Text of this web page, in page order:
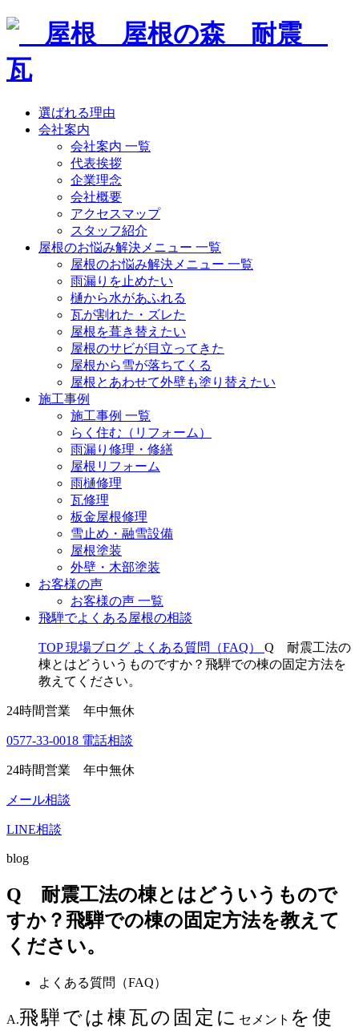
選ばれる理由
会社案内
会社案内 一覧
代表挨拶
企業理念
会社概要
アクセスマップ
スタッフ紹介
屋根のお悩み解決メニュー 一覧
屋根のお悩み解決メニュー 一覧
雨漏りを止めたい
樋から水があふれる
瓦が割れた・ズレた
屋根を葺き替えたい
屋根のサビが目立ってきた
屋根から雪が落ちてくる
屋根とあわせて外壁も塗り替えたい
施工事例
施工事例 一覧
らく住む（リフォーム）
雨漏り修理・修繕
屋根リフォーム
雨樋修理
瓦修理
板金屋根修理
雪止め・融雪設備
屋根塗装
外壁・木部塗装
お客様の声
お客様の声 一覧
飛騨でよくある屋根の相談
TOP 現場ブログ よくある質問（FAQ）
Q 耐震工法の
棟とはどういうものですか？飛騨での棟の固定方法を
教えてください。
24時間営業 年中無休
0577-33-0018 電話相談
24時間営業 年中無休
メール相談
LINE相談
blog
Q 耐震工法の棟とはどういうもので
すか？飛騨での棟の固定方法を教えて
ください。
よくある質問（FAQ）
A.飛騨では棟瓦の固定に セメント を使